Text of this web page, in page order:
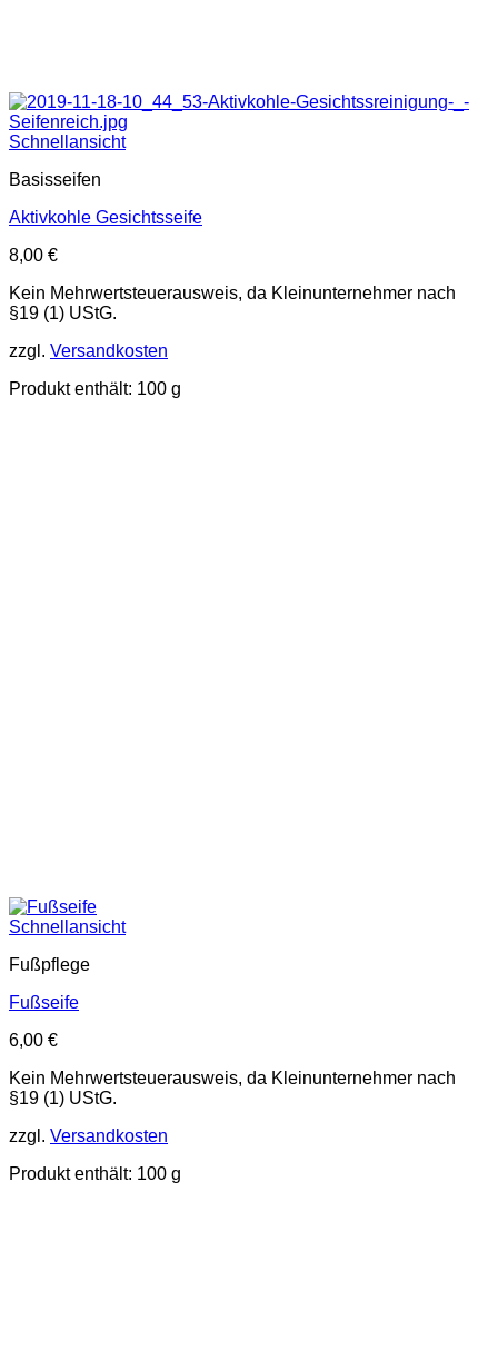
Schnellansicht
Basisseifen
Aktivkohle Gesichtsseife
8,00 €
Kein Mehrwertsteuerausweis, da Kleinunternehmer nach
§19 (1) UStG.
zzgl. Versandkosten
Produkt enthält: 100 g
Schnellansicht
Fußpflege
Fußseife
6,00 €
Kein Mehrwertsteuerausweis, da Kleinunternehmer nach
§19 (1) UStG.
zzgl. Versandkosten
Produkt enthält: 100 g